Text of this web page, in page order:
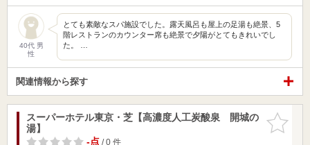
40代 男
性
とても素敵なスパ施設でした。露天風呂も屋上の足湯も絶景、5
階レストランのカウンター席も絶景で夕陽がとてもきれいでし
た。 …
関連情報から探す
お気に入
りに追加
スーパーホテル東京・芝【高濃度人工炭酸泉 開城の
湯】
-点/ 0 件